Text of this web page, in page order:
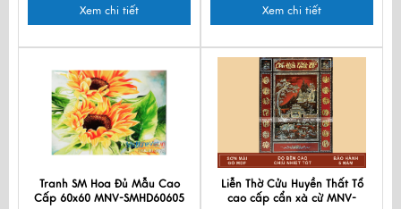
Xem chi tiết Xem chi tiết
Tranh SM Hoa Đủ Mẫu Cao
Cấp 60x60 MNV-SMHD60605
Liễn Thờ Cửu Huyền Thất Tổ
cao cấp cẩn xà cừ MNV-